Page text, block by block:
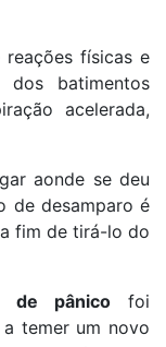
reações físicas e
dos batimentos
acelerada,
aonde se deu
de desamparo é
fim de tirá-lo do
de pânicofoi
temer um novo